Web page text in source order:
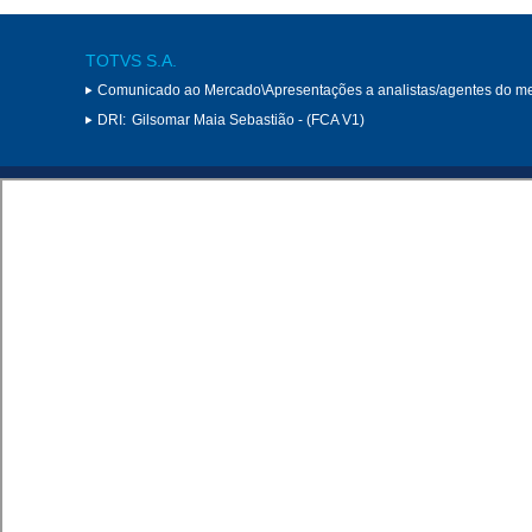
TOTVS S.A.
Comunicado ao Mercado\Apresentações a analistas/agentes do
DRI: Gilsomar Maia Sebastião - (FCA V1)